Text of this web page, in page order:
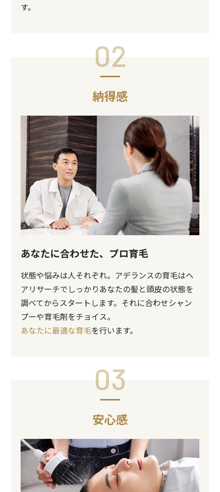
す。
02
納得感
あなたに合わせた、プロ育毛
状態や悩みは人それぞれ。アデランスの育毛はヘ
アリサーチでしっかりあなたの髪と頭皮の状態を
調べてからスタートします。それに合わせシャン
プーや育毛剤をチョイス。
あなたに最適な育毛を行います。
03
安心感